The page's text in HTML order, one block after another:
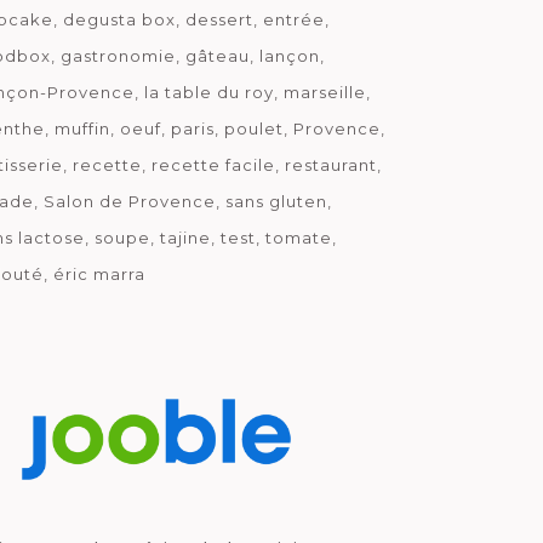
degusta box dessert
entrée
gastronomie gâteau
lançon
Provence
la table du roy
marseille
muffin oeuf paris poulet
Provence
recette recette facile
restaurant
Salon de Provence
sans gluten
lactose
soupe tajine test
tomate
éric marra